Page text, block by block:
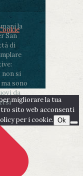
la
San
di
non si
sono
da
migliorare la tua
sito web acconsenti
per i cookie. Ok